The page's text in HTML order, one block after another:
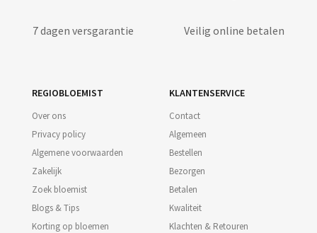
7 dagen versgarantie Veilig online betalen
REGIOBLOEMIST
Over ons
Privacy policy
Algemene voorwaarden
Zakelijk
Zoek bloemist
Blogs & Tips
Korting op bloemen
KLANTENSERVICE
Contact
Algemeen
Bestellen
Bezorgen
Betalen
Kwaliteit
Klachten & Retouren